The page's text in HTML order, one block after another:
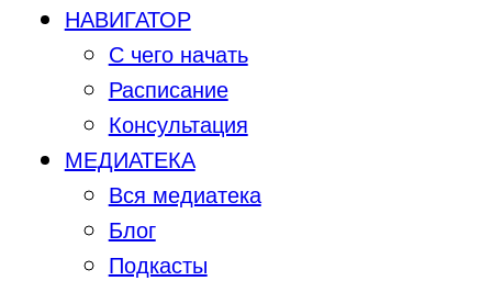
НАВИГАТОР
С чего начать
Расписание
Консультация
МЕДИАТЕКА
Вся медиатека
Блог
Подкасты